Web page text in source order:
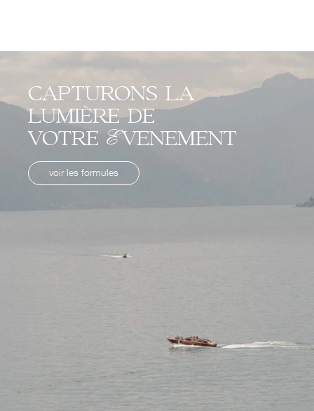
capturons la
lumière de
votre Evenement
voir les formules